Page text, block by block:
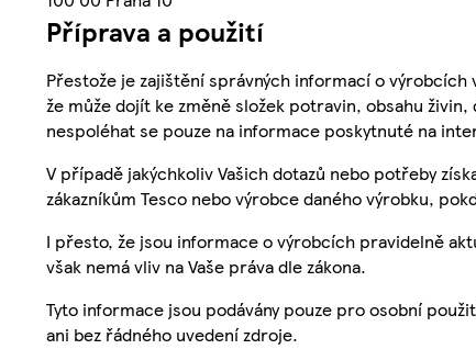
Příprava a použití
Přestože je zajištění správných informací o
že může dojít ke změně složek potravin, obsahu
nespoléhat se pouze na informace poskytnuté na
V případě jakýchkoliv Vašich dotazů nebo potřeby
zákazníkům Tesco nebo výrobce daného výrobku,
I přesto, že jsou informace o výrobcích pravidelně
však nemá vliv na Vaše práva dle zákona.
Tyto informace jsou podávány pouze pro osobní
ani bez řádného uvedení zdroje.